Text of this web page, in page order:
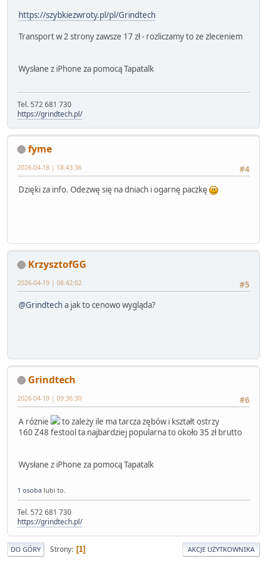
https://szybkiezwroty.pl/pl/Grindtech
Transport w 2 strony zawsze 17 zł - rozliczamy to ze zleceniem
Wysłane z iPhone za pomocą Tapatalk
Tel. 572 681 730
https://grindtech.pl/
fyme
#4
2026-04-18 | 18:43:36
Dzięki za info. Odezwę się na dniach i ogarnę paczkę
KrzysztofGG
#5
2026-04-19 | 08:42:02
@Grindtecha jak to cenowo wygląda?
Grindtech
#6
2026-04-19 | 09:36:30
A różnie
to zależy ile ma tarcza zębów i kształt ostrzy
160 Z48 festool ta najbardziej popularna to około 35 zł brutto
Wysłane z iPhone za pomocą Tapatalk
1 osoba lubi to.
Tel. 572 681 730
https://grindtech.pl/
DO GÓRY Strony 1 AKCJE UŻYTKOWNIKA